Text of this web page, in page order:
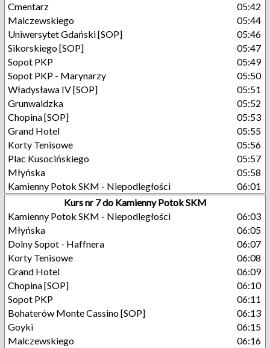
Cmentarz
05:42
Malczewskiego
05:44
Uniwersytet Gdański [SOP]
05:46
Sikorskiego [SOP]
05:47
Sopot PKP
05:49
Sopot PKP - Marynarzy
05:50
Władysława IV [SOP]
05:51
Grunwaldzka
05:52
Chopina [SOP]
05:53
Grand Hotel
05:55
Korty Tenisowe
05:56
Plac Kusocińskiego
05:57
Młyńska
05:58
Kamienny Potok SKM - Niepodległości
06:01
Kurs nr 7 do Kamienny Potok SKM
Kamienny Potok SKM - Niepodległości
06:03
Młyńska
06:05
Dolny Sopot - Haffnera
06:07
Korty Tenisowe
06:08
Grand Hotel
06:09
Chopina [SOP]
06:10
Sopot PKP
06:11
Bohaterów Monte Cassino [SOP]
06:13
Goyki
06:15
Malczewskiego
06:16